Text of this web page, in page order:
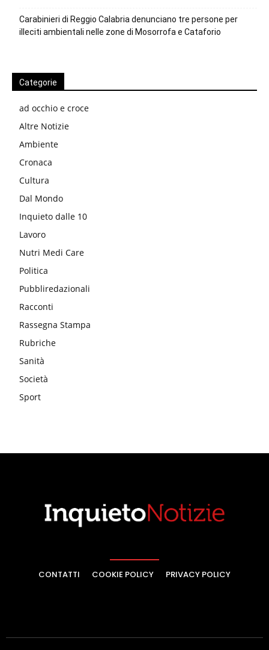
Carabinieri di Reggio Calabria denunciano tre persone per
illeciti ambientali nelle zone di Mosorrofa e Cataforio
Categorie
ad occhio e croce
Altre Notizie
Ambiente
Cronaca
Cultura
Dal Mondo
Inquieto dalle 10
Lavoro
Nutri Medi Care
Politica
Pubbliredazionali
Racconti
Rassegna Stampa
Rubriche
Sanità
Società
Sport
CONTATTI COOKIE POLICY PRIVACY POLICY